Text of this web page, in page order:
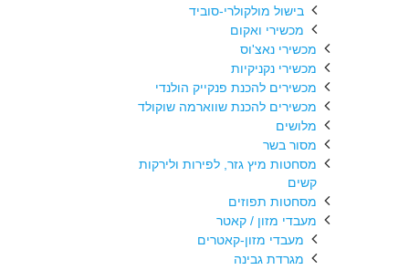
בישול מולקולרי-סוביד
מכשירי ואקום
מכשירי נאצ'וס
מכשירי נקניקיות
מכשירים להכנת פנקייק הולנדי
מכשירים להכנת שווארמה שוקולד
מלושים
מסור בשר
מסחטות מיץ גזר, לפירות ולירקות
קשים
מסחטות תפוזים
מעבדי מזון / קאטר
מעבדי מזון-קאטרים
מגרדת גבינה